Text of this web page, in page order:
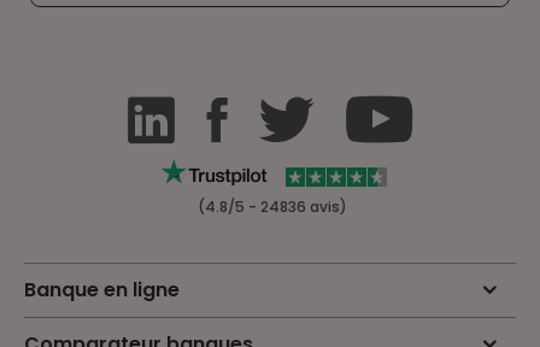
(4.8/5 - 24836 avis)
Banque en ligne